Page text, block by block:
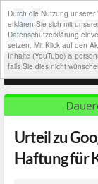
Durch die Nutzung unserer
erklären Sie sich mit
Datenschutzerklärung
setzen. Mit Klick auf den
Inhalte (YouTube) &
falls Sie dies nicht
Urteil zu
Haftung für